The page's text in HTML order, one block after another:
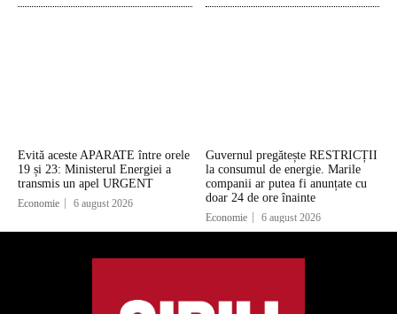
Evită aceste APARATE între orele
19 și 23: Ministerul Energiei a
transmis un apel URGENT
Economie 6 august 2026
Guvernul pregătește RESTRICȚII
la consumul de energie. Marile
companii ar putea fi anunțate cu
doar 24 de ore înainte
Economie 6 august 2026